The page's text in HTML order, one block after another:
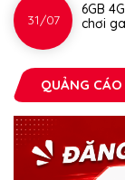
31/07
6GB
chơi
QUẢNG CÁO